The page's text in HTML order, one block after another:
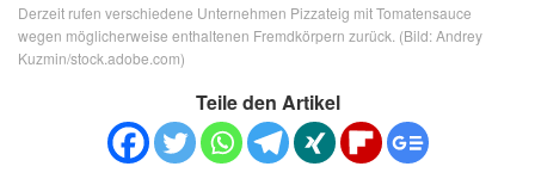
Derzeit rufen verschiedene Unternehmen Pizzateig mit Tomatensauce
wegen möglicherweise enthaltenen Fremdkörpern zurück. (Bild: Andrey
Kuzmin/stock.adobe.com)
Teile den Artikel